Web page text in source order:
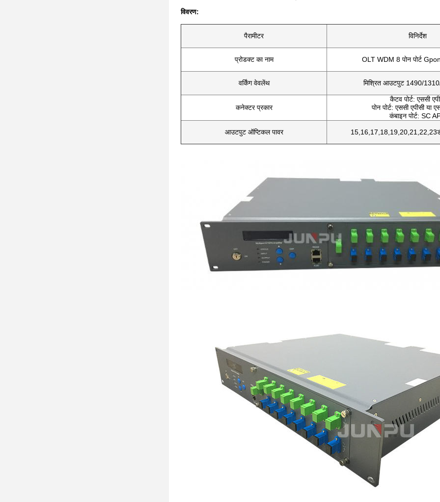
विवरण:
पैरामीटर विनिर्देश
प्रोडक्ट का नाम OLT WDM 8 पोन पोर्ट
वर्किंग वेवलेंथ मिश्रित आउटपुट 1490/
कनेक्टर प्रकार
कैटव पोर्ट: एससी
पोन पोर्ट: एससी एपीसी या
कंबाइन पोर्ट: SC
आउटपुट ऑप्टिकल पावर